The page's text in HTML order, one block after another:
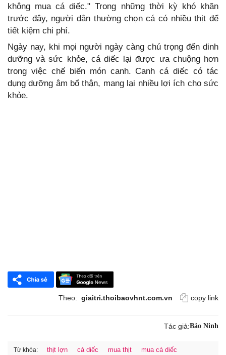
không mua cá diếc." Trong những thời kỳ khó khăn
trước đây, người dân thường chọn cá có nhiều thịt để
tiết kiệm chi phí.
Ngày nay, khi mọi người ngày càng chú trọng đến dinh
dưỡng và sức khỏe, cá diếc lại được ưa chuộng hơn
trong việc chế biến món canh. Canh cá diếc có tác
dụng dưỡng âm bổ thận, mang lại nhiều lợi ích cho sức
khỏe.
Theo: giaitri.thoibaovhnt.com.vn copy link
Tác giả:Bảo Ninh
Từ khóa: thịt lợn cá diếc mua thịt
mua cá diếc